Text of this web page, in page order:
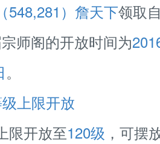
548,281）詹天下领取
阁的开放时间为
。
上限开放
开放至120级 ，可摆